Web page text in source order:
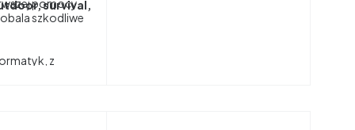
pomocy
szkodliwe
z
survival,